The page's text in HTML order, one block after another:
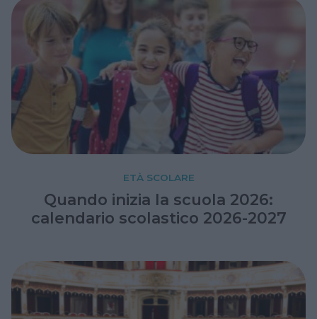
L'alimentazione corretta rappresenta il
carburante pulito che permette ai bambini di
divertirsi, giocare e stare bene insieme ai
propri compagni di squadra.
ETÀ SCOLARE
Quando inizia la scuola 2026:
calendario scolastico 2026-2027